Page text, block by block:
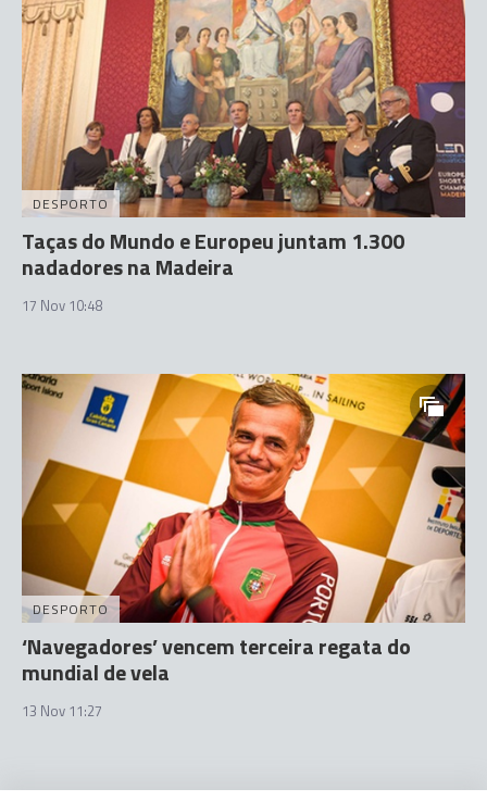
DESPORTO
Taças do Mundo e Europeu juntam 1.300
nadadores na Madeira
17 Nov 10:48
DESPORTO
‘Navegadores’ vencem terceira regata do
mundial de vela
13 Nov 11:27